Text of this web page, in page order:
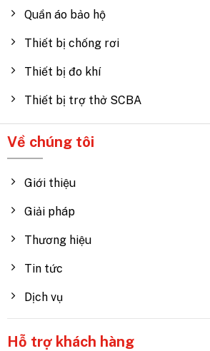
Quần áo bảo hộ
Thiết bị chống rơi
Thiết bị đo khí
Thiết bị trợ thở SCBA
Về chúng tôi
Giới thiệu
Giải pháp
Thương hiệu
Tin tức
Dịch vụ
Hỗ trợ khách hàng